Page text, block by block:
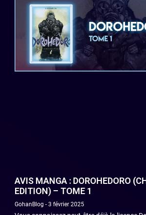
AVIS MANGA : DOROHEDORO
EDITION) – TOME 1
GohanBlog 3 février 2025